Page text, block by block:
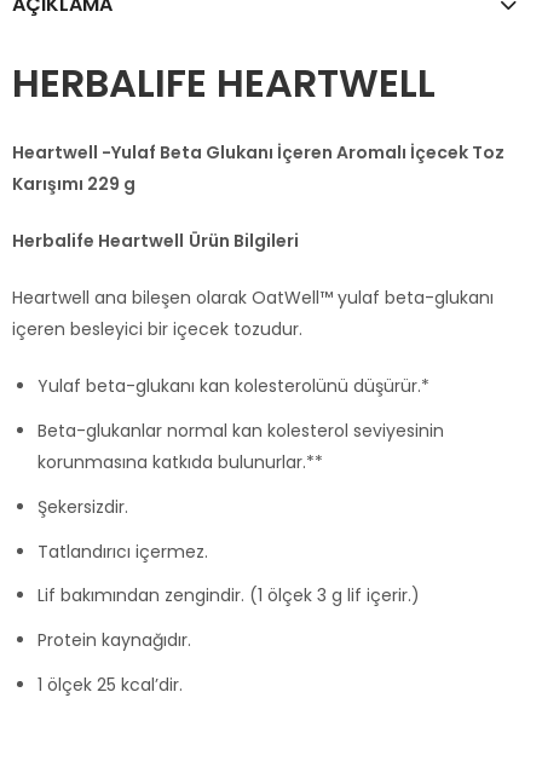
HERBALIFE HEARTWELL
Heartwell -Yulaf Beta Glukanı İçeren Aromalı İçecek Toz
Karışımı 229 g
Herbalife Heartwell Ürün Bilgileri
Heartwell ana bileşen olarak OatWell™ yulaf beta-glukanı
içeren besleyici bir içecek tozudur.
Yulaf beta-glukanı kan kolesterolünü düşürür.*
Beta-glukanlar normal kan kolesterol seviyesinin
korunmasına katkıda bulunurlar.**
Şekersizdir.
Tatlandırıcı içermez.
Lif bakımından zengindir. (1 ölçek 3 g lif içerir.)
Protein kaynağıdır.
1 ölçek 25 kcal’dir.